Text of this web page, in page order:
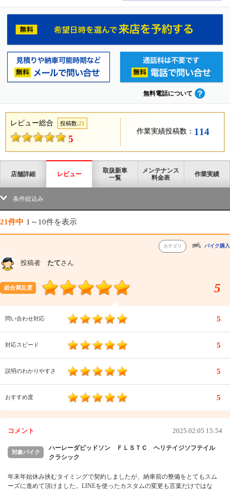
無料電話について
レビュー総合 投稿数:21
5
作業実績投稿数： 114
店舗詳細 レビュー
取扱新車
一覧
メンテナンス
料金表
作業実績
条件絞込み
21件中 1～10件を表示
カテゴリ バイク購入
投稿者 たてさん
総合満足度 5
問い合わせ対応 5
対応スピード 5
説明のわかりやすさ 5
おすすめ度 5
コメント 2025.02.05 15:54
対象バイク
ハーレーダビッドソン ＦＬＳＴＣ ヘリテイジソフテイル
クラシック
年末年始休み挟むタイミングで契約しましたが、納車前の整備をとてもスム
ーズに進めて頂けました。LINEを使ったカスタムの変更も言葉だけではな